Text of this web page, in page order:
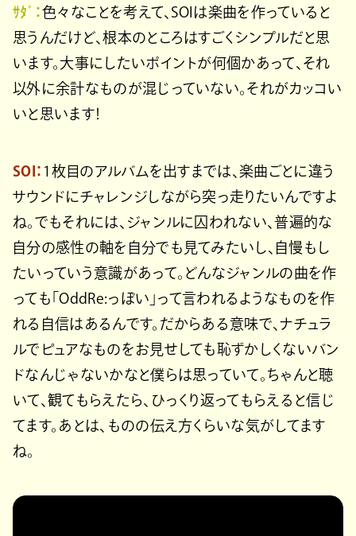
ｻﾀﾞ：色々なことを考えて、SOIは楽曲を作っていると
思うんだけど、根本のところはすごくシンプルだと思
います。大事にしたいポイントが何個かあって、それ
以外に余計なものが混じっていない。それがカッコい
いと思います！
SOI： 1枚目のアルバムを出すまでは、楽曲ごとに違う
サウンドにチャレンジしながら突っ走りたいんですよ
ね。でもそれには、ジャンルに囚われない、普遍的な
自分の感性の軸を自分でも見てみたいし、自慢もし
たいっていう意識があって。どんなジャンルの曲を作
っても「OddRe:っぽい」って言われるようなものを作
れる自信はあるんです。だからある意味で、ナチュラ
ルでピュアなものをお見せしても恥ずかしくないバン
ドなんじゃないかなと僕らは思っていて。ちゃんと聴
いて、観てもらえたら、ひっくり返ってもらえると信じ
てます。あとは、ものの伝え方くらいな気がしてます
ね。